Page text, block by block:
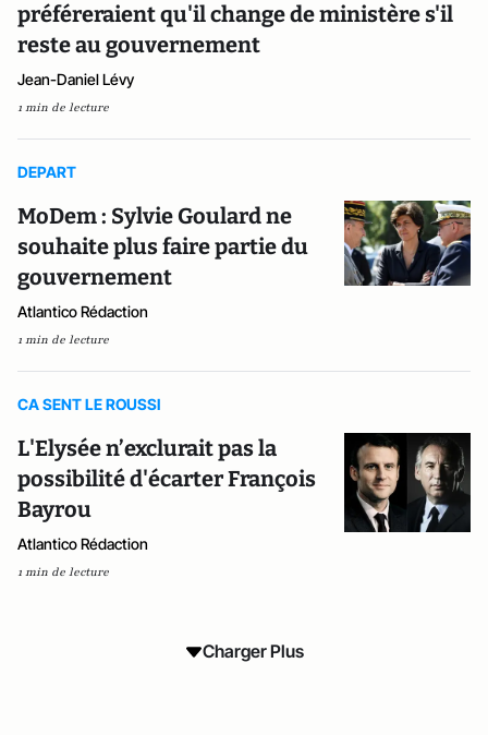
préféreraient qu'il change de ministère s'il
reste au gouvernement
Jean-Daniel Lévy
1 min de lecture
DEPART
MoDem : Sylvie Goulard ne
souhaite plus faire partie du
gouvernement
Atlantico Rédaction
1 min de lecture
CA SENT LE ROUSSI
L'Elysée n’exclurait pas la
possibilité d'écarter François
Bayrou
Atlantico Rédaction
1 min de lecture
Charger Plus